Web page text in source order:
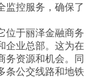
监控服务，确保了
位于丽泽金融商务
企业总部。这为在
务资源和机会。同
条公交线路和地铁